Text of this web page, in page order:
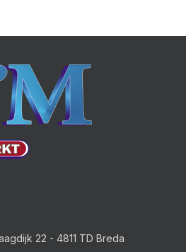
22 - 4811 TD Breda